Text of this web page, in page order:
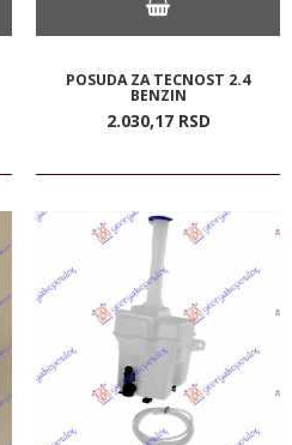
POSUDA ZA TECNOST 2.4
BENZIN
2.030,17 RSD